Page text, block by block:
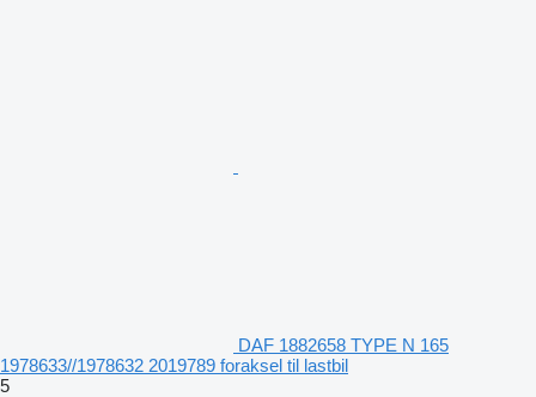
DAF 1882658 TYPE N 165
1978633//1978632 2019789 foraksel til lastbil
5